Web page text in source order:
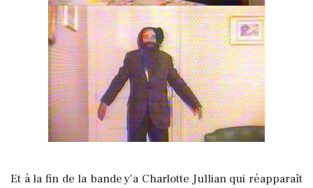
Et à la fin de la bande y'a Charlotte Jullian qui réapparaît